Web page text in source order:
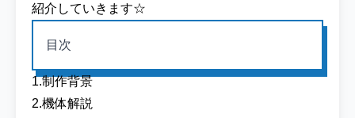
紹介していきます☆
目次
1.制作背景
2.機体解説